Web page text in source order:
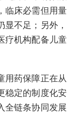
临床必需但用量
不足；另外，
疗机构配备儿童
用药保障正在从
稳定的制度化安
全链条协同发展